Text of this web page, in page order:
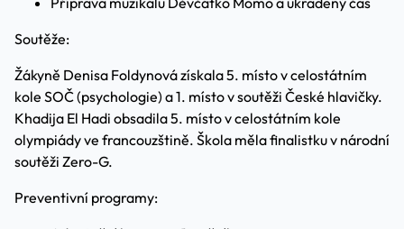
Soutěže:
Žákyně Denisa Foldynová získala 5. místo v celostátním
kole SOČ (psychologie) a 1. místo v soutěži České hlavičky.
Khadija El Hadi obsadila 5. místo v celostátním kole
olympiády ve francouzštině. Škola měla finalistku v národní
soutěži Zero-G.
Preventivní programy: